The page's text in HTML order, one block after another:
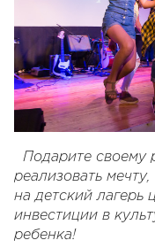
Подарите своему
реализовать
на детский лагерь
инвестиции в
ребенка!